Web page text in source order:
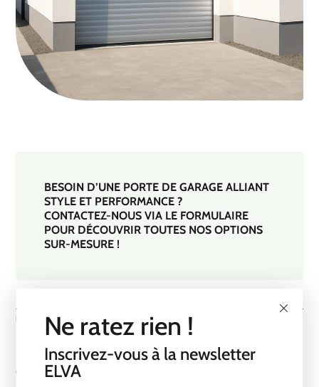
BESOIN D’UNE PORTE DE GARAGE ALLIANT
STYLE ET PERFORMANCE ?
CONTACTEZ-NOUS VIA LE FORMULAIRE
POUR DÉCOUVRIR TOUTES NOS OPTIONS
SUR-MESURE !
NOUS CONTACTER
Une question à nous poser ? Un projet
à concrétiser ?
Ne ratez rien !
Inscrivez-vous à la newsletter
ELVA